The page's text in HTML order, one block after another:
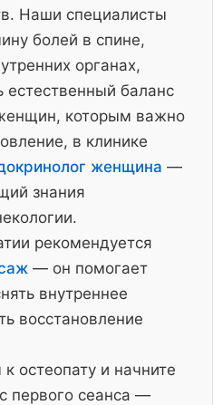
Наши специалисты
болей в спине,
органах,
естественный баланс
которым важно
в клинике
женщина —
знания
рекомендуется
— он помогает
внутреннее
восстановление
остеопату и начните
первого сеанса —